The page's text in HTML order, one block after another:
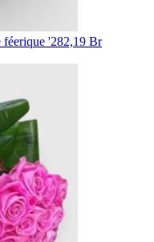
féerique '282,19 Br